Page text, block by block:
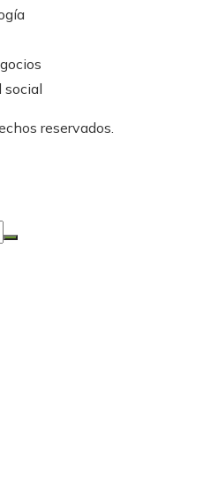
social
reservados.